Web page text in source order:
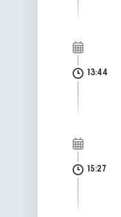
13:44
15:27